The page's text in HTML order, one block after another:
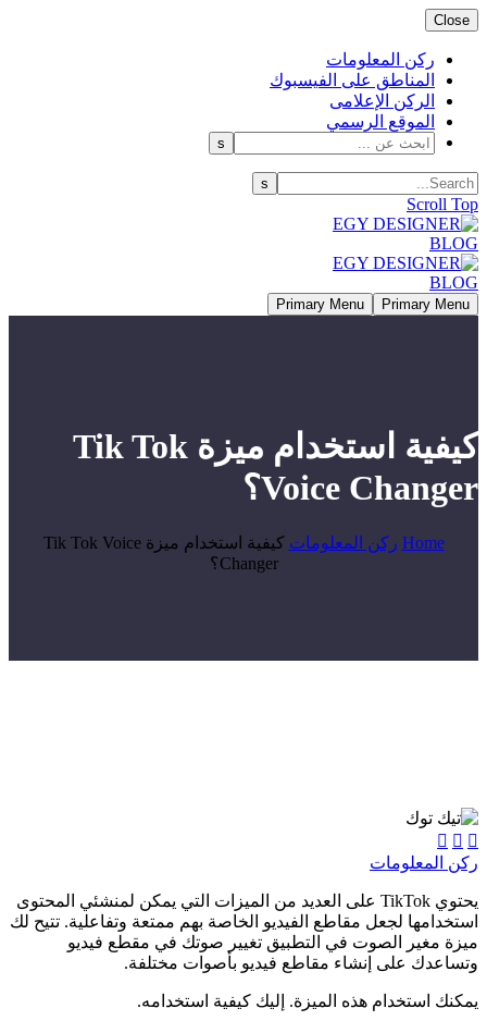
Close
ركن المعلومات
المناطق على الفيسبوك
الركن الإعلامى
الموقع الرسمي
Scroll Top
Primary Menu
Primary Menu
كيفية استخدام ميزة Tik Tok
Voice Changer؟
Home ركن المعلومات
كيفية استخدام ميزة Tik Tok Voice
Changer؟
  
ركن المعلومات
يحتوي TikTok على العديد من الميزات التي يمكن لمنشئي المحتوى
استخدامها لجعل مقاطع الفيديو الخاصة بهم ممتعة وتفاعلية. تتيح لك
ميزة مغير الصوت في التطبيق تغيير صوتك في مقطع فيديو
وتساعدك على إنشاء مقاطع فيديو بأصوات مختلفة.
يمكنك استخدام هذه الميزة. إليك كيفية استخدامه.